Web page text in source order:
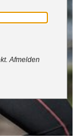
Afmelden